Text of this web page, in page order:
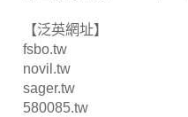
【泛英網址】
fsbo.tw
novil.tw
sager.tw
580085.tw